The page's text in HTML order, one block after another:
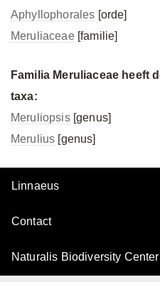
Aphyllophorales [orde]
Meruliaceae[familie]
Familia Meruliaceae heeft
taxa:
Meruliopsis[genus]
Merulius [genus]
Linnaeus
Contact
Naturalis Biodiversity Center